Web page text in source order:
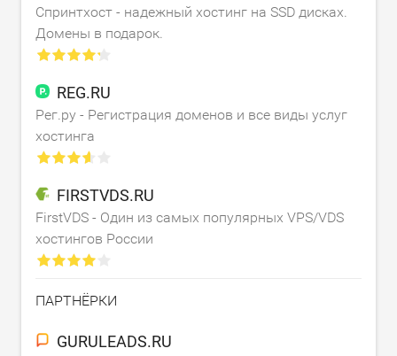
Спринтхост - надежный хостинг на SSD дисках.
Домены в подарок.
REG.RU
Рег.ру - Регистрация доменов и все виды услуг
хостинга
FIRSTVDS.RU
FirstVDS - Один из самых популярных VPS/VDS
хостингов России
ПАРТНЁРКИ
GURULEADS.RU